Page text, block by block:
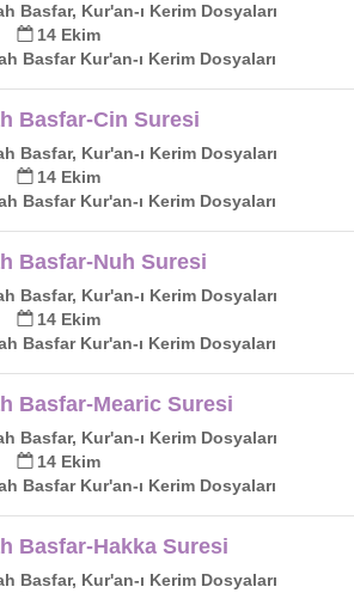
Basfar, Kur'an-ı Kerim Dosyaları
14 Ekim
Basfar Kur'an-ı Kerim Dosyaları
Basfar-Cin Suresi
Basfar, Kur'an-ı Kerim Dosyaları
14 Ekim
Basfar Kur'an-ı Kerim Dosyaları
Basfar-Nuh Suresi
Basfar, Kur'an-ı Kerim Dosyaları
14 Ekim
Basfar Kur'an-ı Kerim Dosyaları
Basfar-Mearic Suresi
Basfar, Kur'an-ı Kerim Dosyaları
14 Ekim
Basfar Kur'an-ı Kerim Dosyaları
Basfar-Hakka Suresi
Basfar, Kur'an-ı Kerim Dosyaları